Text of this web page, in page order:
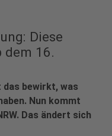
Diese
dem 16.
bewirkt, was
Nun kommt
Das ändert sich